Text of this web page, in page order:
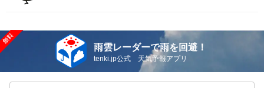
雨雲レーダーで雨を回避！
tenki.jp公式 天気予報アプリ